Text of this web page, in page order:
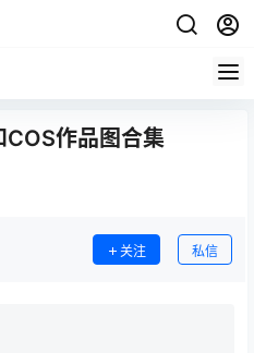
COS作品图合集
关注 私信